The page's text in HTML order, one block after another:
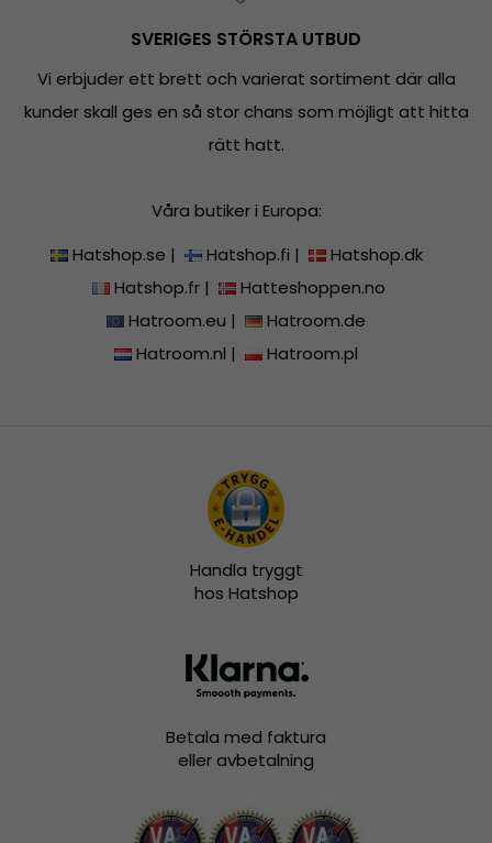
SVERIGES STÖRSTA UTBUD
Vi erbjuder ett brett och varierat sortiment där alla
kunder skall ges en så stor chans som möjligt att hitta
rätt hatt.
Våra butiker i Europa:
Hatshop.se | Hatshop.fi |
Hatshop.dk
Hatshop.fr|
Hatteshoppen.no
Hatroom.eu |
Hatroom.de
Hatroom.nl | Hatroom.pl
Handla tryggt
hos Hatshop
Betala med faktura
eller avbetalning